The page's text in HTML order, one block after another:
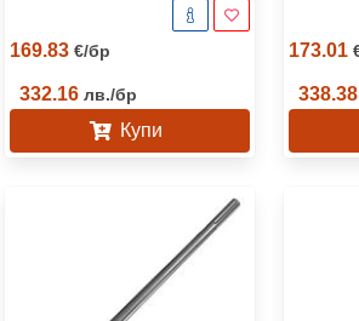
169.83 €/бр
332.16 лв./бр
Купи
173.01
338.38